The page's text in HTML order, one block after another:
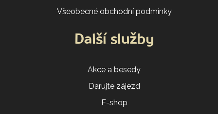
Všeobecné obchodní podmínky
Další služby
Akce a besedy
Darujte zájezd
E-shop